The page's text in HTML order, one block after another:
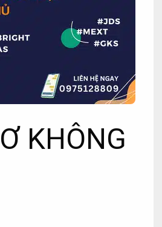
KHÔNG